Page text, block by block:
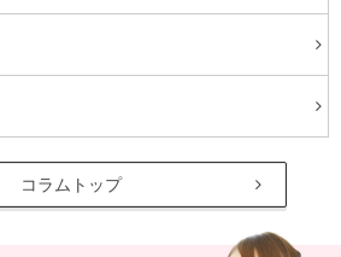
コラムトップ